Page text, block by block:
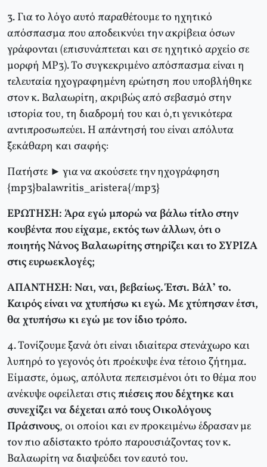
3. Για το λόγο αυτό παραθέτουμε το ηχητικό
απόσπασμα που αποδεικνύει την ακρίβεια όσων
γράφονται (επισυνάπτεται και σε ηχητικό αρχείο σε
μορφή MP3). Το συγκεκριμένο απόσπασμα είναι η
τελευταία ηχογραφημένη ερώτηση που υποβλήθηκε
στον κ. Βαλαωρίτη, ακριβώς από σεβασμό στην
ιστορία του, τη διαδρομή του και ό,τι γενικότερα
αντιπροσωπεύει. Η απάντησή του είναι απόλυτα
ξεκάθαρη και σαφής:
Πατήστε ► για να ακούσετε την ηχογράφηση
{mp3}balawritis_aristera{/mp3}
ΕΡΩΤΗΣΗ: Άρα εγώ μπορώ να βάλω τίτλο στην
κουβέντα που είχαμε, εκτός των άλλων, ότι ο
ποιητής Νάνος Βαλαωρίτης στηρίζει και το ΣΥΡΙΖΑ
στις ευρωεκλογές;
ΑΠΑΝΤΗΣΗ: Ναι, ναι, βεβαίως. Έτσι. Βάλ’ το.
Καιρός είναι να χτυπήσω κι εγώ. Με χτύπησαν έτσι,
θα χτυπήσω κι εγώ με τον ίδιο τρόπο.
4. Τονίζουμε ξανά ότι είναι ιδιαίτερα στενάχωρο και
λυπηρό το γεγονός ότι προέκυψε ένα τέτοιο ζήτημα.
Είμαστε, όμως, απόλυτα πεπεισμένοι ότι το θέμα που
ανέκυψε οφείλεται στιςπιέσεις που δέχτηκε και
συνεχίζει να δέχεται από τους Οικολόγους
Πράσινους, οι οποίοι και εν προκειμένω έδρασαν με
τον πιο αδίστακτο τρόπο παρουσιάζοντας τον κ.
Βαλαωρίτη να διαψεύδει τον εαυτό του.